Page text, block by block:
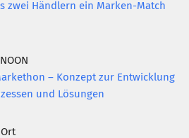
zwei Händlern ein Marken-Match
– Konzept zur Entwicklung
und Lösungen